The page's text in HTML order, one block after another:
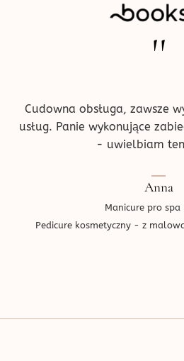
''
Cudowna obsługa, zawsze
usług. Panie wykonujące
- uwielbiam
Anna
Manicure pro spa
Pedicure kosmetyczny - z